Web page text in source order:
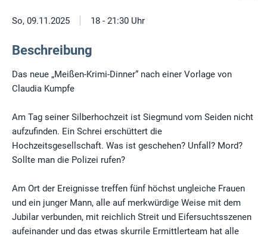
So, 09.11.2025 | 18 - 21:30 Uhr
Beschreibung
Das neue „Meißen-Krimi-Dinner“ nach einer Vorlage von
Claudia Kumpfe
Am Tag seiner Silberhochzeit ist Siegmund vom Seiden nicht
aufzufinden. Ein Schrei erschüttert die
Hochzeitsgesellschaft. Was ist geschehen? Unfall? Mord?
Sollte man die Polizei rufen?
Am Ort der Ereignisse treffen fünf höchst ungleiche Frauen
und ein junger Mann, alle auf merkwürdige Weise mit dem
Jubilar verbunden, mit reichlich Streit und Eifersuchtsszenen
aufeinander und das etwas skurrile Ermittlerteam hat alle